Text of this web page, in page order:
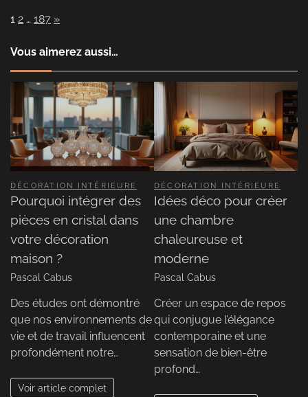
Page:
1 2 … 187 Next
»
Vous aimerez aussi…
DÉCORATION INTÉRIEURE
Pourquoi intégrer des
pièces en cristal dans
votre décoration
maison ?
Pascal Cabus
Des études ont démontré
que nos environnements de
vie et de travail influencent
profondément notre…
Voir article complet
DÉCORATION INTÉRIEURE
Idées déco pour créer
une chambre
chaleureuse et
moderne
Pascal Cabus
Créer un espace de repos
qui conjugue l’élégance
contemporaine et une
sensation de bien-être
profond…